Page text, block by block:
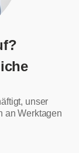
unser
an Werktagen